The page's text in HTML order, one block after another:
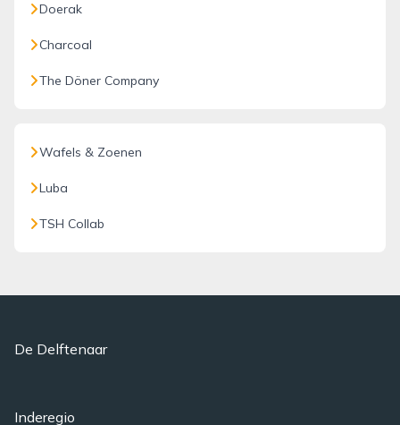
Doerak
Charcoal
The Döner Company
Wafels & Zoenen
Luba
TSH Collab
De Delftenaar
Inderegio